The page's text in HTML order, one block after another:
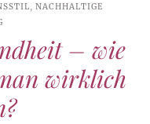
,NACHHALTIGE
– wie
wirklich